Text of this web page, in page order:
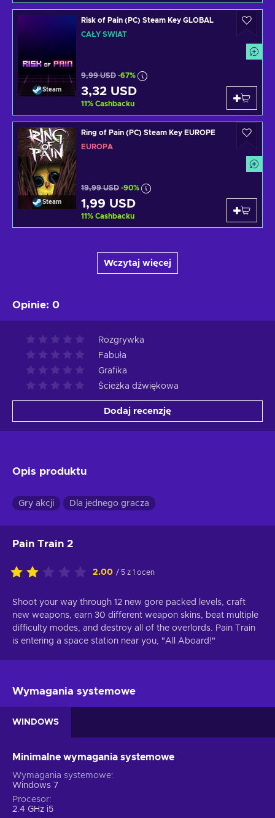
Steam
Risk of Pain (PC) Steam Key GLOBAL
CAŁY ŚWIAT
9,99 USD -67%
3,32 USD
11% Cashbacku
Steam
Ring of Pain (PC) Steam Key EUROPE
EUROPA
19,99 USD -90%
1,99 USD
11% Cashbacku
Wczytaj więcej
Opinie: 0
Rozgrywka
Fabuła
Grafika
Ścieżka dźwiękowa
Dodaj recenzję
Opis produktu
Gry akcji Dla jednego gracza
Pain Train 2
2.00 / 5 z 1 ocen
Shoot your way through 12 new gore packed levels, craft
new weapons, earn 30 different weapon skins, beat multiple
difficulty modes, and destroy all of the overlords. Pain Train
is entering a space station near you, "All Aboard!"
Wymagania systemowe
WINDOWS
Minimalne wymagania systemowe
Wymagania systemowe
Windows 7
Procesor
2.4 GHz i5